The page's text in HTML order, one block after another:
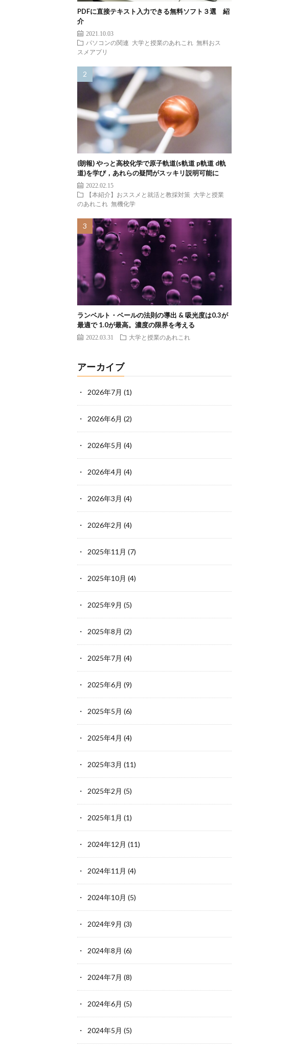
PDFに直接テキスト入力できる無料ソフト３選 紹
介
2021.10.03
パソコンの関連
大学と授業のあれこれ
無料おス
スメアプリ
(朗報) やっと高校化学で原子軌道(s軌道 p軌道 d軌
道)を学び，あれらの疑問がスッキリ説明可能に
2022.02.15
【本紹介】おススメと就活と教採対策
大学と授業
のあれこれ
無機化学
ランベルト・ベールの法則の導出 & 吸光度は0.3が
最適で 1.0が最高。濃度の限界を考える
2022.03.31 大学と授業のあれこれ
アーカイブ
2026年7月 (1)
2026年6月 (2)
2026年5月 (4)
2026年4月 (4)
2026年3月 (4)
2026年2月 (4)
2025年11月 (7)
2025年10月 (4)
2025年9月 (5)
2025年8月 (2)
2025年7月 (4)
2025年6月 (9)
2025年5月 (6)
2025年4月 (4)
2025年3月 (11)
2025年2月 (5)
2025年1月 (1)
2024年12月 (11)
2024年11月 (4)
2024年10月 (5)
2024年9月 (3)
2024年8月 (6)
2024年7月 (8)
2024年6月 (5)
2024年5月 (5)